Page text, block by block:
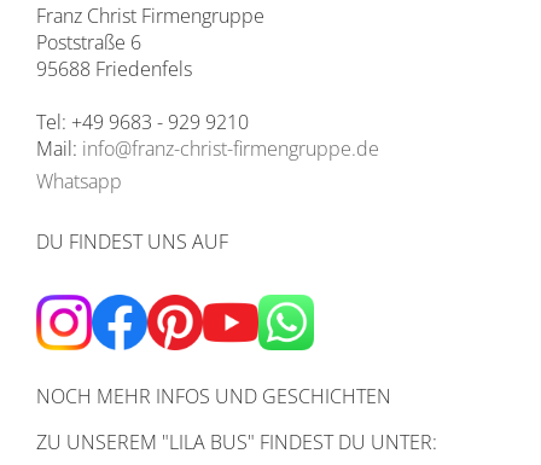
Franz Christ Firmengruppe
Poststraße 6
95688 Friedenfels
Tel: +49 9683 - 929 9210
Mail: info@franz-christ-firmengruppe.de
Whatsapp
DU FINDEST UNS AUF
NOCH MEHR INFOS UND GESCHICHTEN
ZU UNSEREM "LILA BUS" FINDEST DU UNTER: